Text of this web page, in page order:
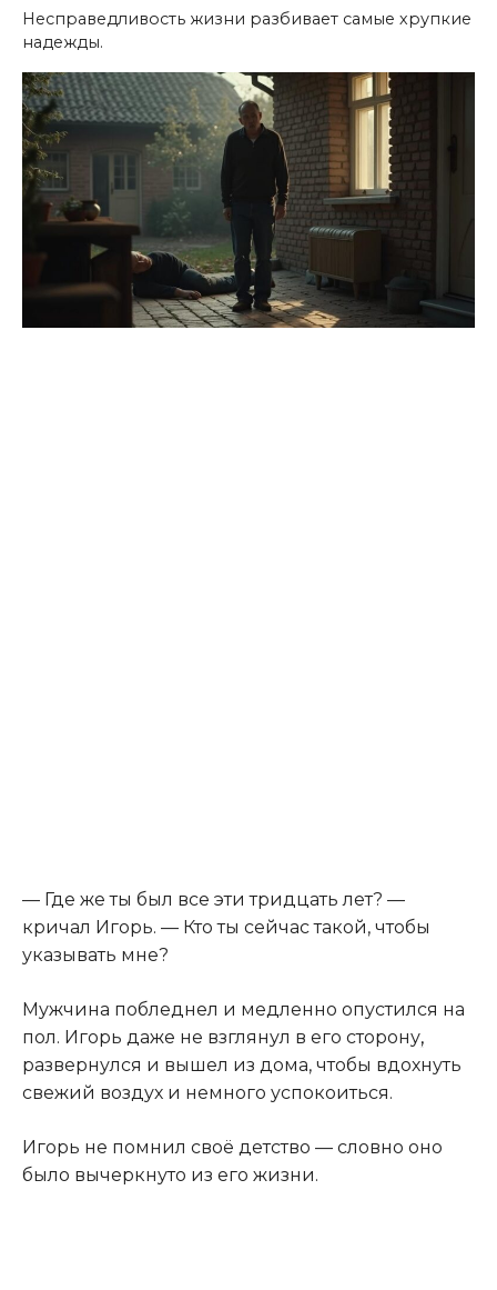
Несправедливость жизни разбивает самые хрупкие
надежды.
— Где же ты был все эти тридцать лет? —
кричал Игорь. — Кто ты сейчас такой, чтобы
указывать мне?
Мужчина побледнел и медленно опустился на
пол. Игорь даже не взглянул в его сторону,
развернулся и вышел из дома, чтобы вдохнуть
свежий воздух и немного успокоиться.
Игорь не помнил своё детство — словно оно
было вычеркнуто из его жизни.